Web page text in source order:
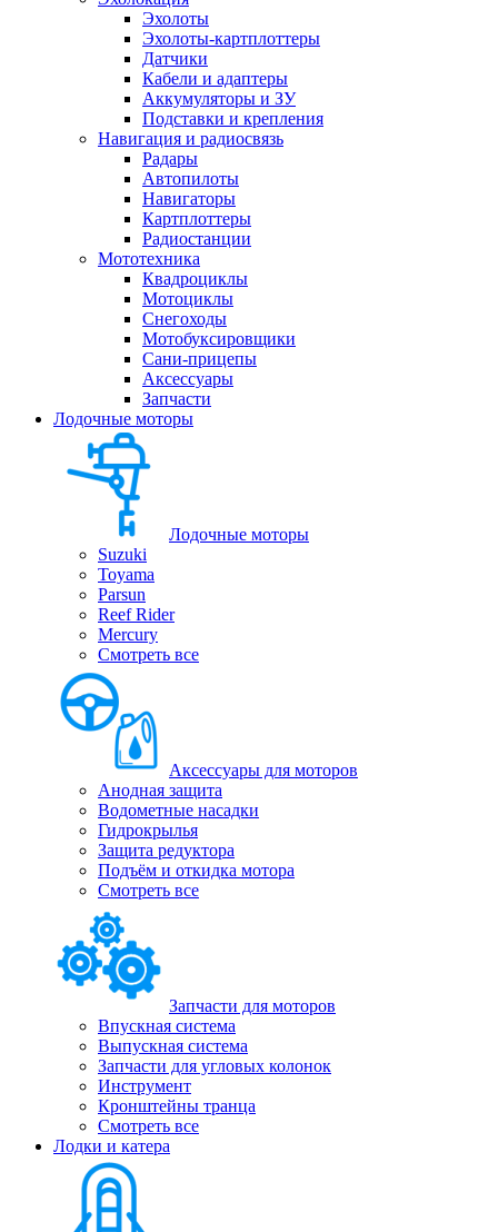
Эхолоты
Эхолоты-картплоттеры
Датчики
Кабели и адаптеры
Аккумуляторы и ЗУ
Подставки и крепления
Навигация и радиосвязь
Радары
Автопилоты
Навигаторы
Картплоттеры
Радиостанции
Мототехника
Квадроциклы
Мотоциклы
Снегоходы
Мотобуксировщики
Сани-прицепы
Аксессуары
Запчасти
Лодочные моторы
Лодочные моторы
Suzuki
Toyama
Parsun
Reef Rider
Mercury
Смотреть все
Аксессуары для моторов
Анодная защита
Водометные насадки
Гидрокрылья
Защита редуктора
Подъём и откидка мотора
Смотреть все
Запчасти для моторов
Впускная система
Выпускная система
Запчасти для угловых колонок
Инструмент
Кронштейны транца
Смотреть все
Лодки и катера